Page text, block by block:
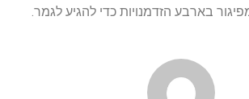
בארבע הזדמנויות כדי להגיע לגמר.